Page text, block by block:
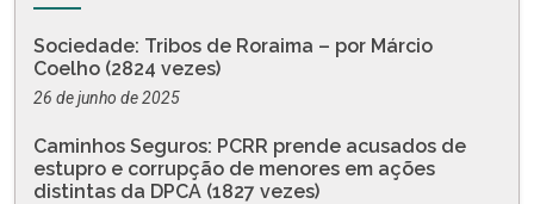
Sociedade: Tribos de Roraima – por Márcio
Coelho (2824 vezes)
26 de junho de 2025
Caminhos Seguros: PCRR prende acusados de
estupro e corrupção de menores em ações
distintas da DPCA (1827 vezes)